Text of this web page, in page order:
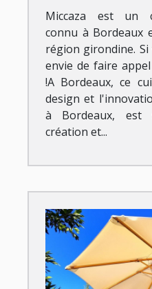
Miccaza est un
connu à Bordeaux
région girondine.
envie de faire
!A Bordeaux, ce
design et
à Bordeaux, est
création et...